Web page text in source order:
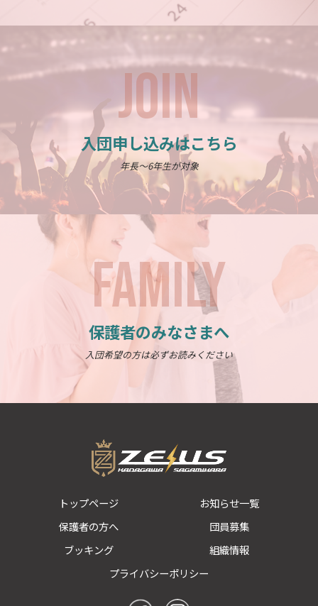
JOIN
入団申し込みはこちら
年長～6年生が対象
FAMILY
保護者のみなさまへ
入団希望の方は必ずお読みください
トップページ
お知らせ一覧
保護者の方へ
団員募集
ブッキング
組織情報
プライバシーポリシー